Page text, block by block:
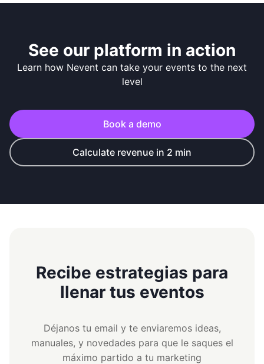
See our platform in action
Learn how Nevent can take your events to the next
level
Book a demo
Calculate revenue in 2 min
Recibe estrategias para
llenar tus eventos
Déjanos tu email y te enviaremos ideas,
manuales, y novedades para que le saques el
máximo partido a tu marketing